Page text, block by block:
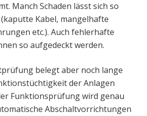
Manch Schaden lässt sich so
Kabel, mangelhafte
etc.). Auch fehlerhafte
so aufgedeckt werden.
belegt aber noch lange
der Anlagen
Funktionsprüfung wird genau
Abschaltvorrichtungen